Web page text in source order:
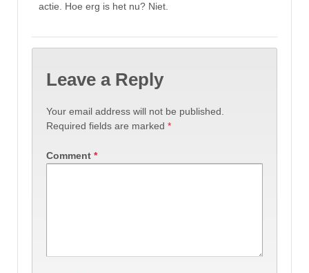
actie. Hoe erg is het nu? Niet.
Leave a Reply
Your email address will not be published.
Required fields are marked *
Comment *